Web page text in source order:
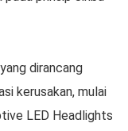
dirancang
kerusakan, mulai
LED Headlights